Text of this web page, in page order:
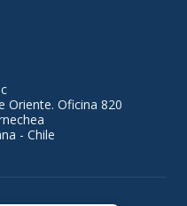
Oriente. Oficina 820
- Chile